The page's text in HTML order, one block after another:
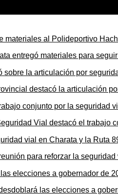
entregó materiales para
destacó la articulación
Vial destacó el trabajo
para reforzar la
las elecciones a